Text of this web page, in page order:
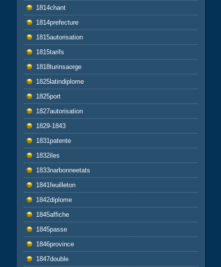
1814chant
1814prefecture
1815autorisation
1815tarifs
1818turinsaorge
1825latindiplome
1825port
1827autorisation
1829-1843
1831patente
1832iles
1833narbonneetats
1841feuilleton
1842diplome
1845affiche
1845passe
1846province
1847double